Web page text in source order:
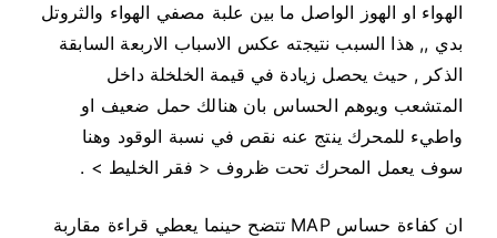
الهواء او الهوز الواصل ما بين علبة مصفي الهواء والثروتل
بدي ,, هذا السبب نتيجته عكس الاسباب الاربعة السابقة
الذكر , حيث يحصل زيادة في قيمة الخلخلة داخل
المتشعب ويوهم الحساس بان هنالك حمل ضعيف او
واطيء للمحرك ينتج عنه نقص في نسبة الوقود وهنا
سوف يعمل المحرك تحت ظروف < فقر الخليط > .
ان كفاءة حساس MAP تتضح حينما يعطي قراءة مقاربة